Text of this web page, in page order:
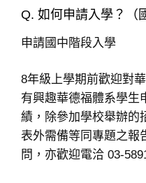
Q. 如何申請入學？（
申請國中階段入學
8年級上學期前歡迎對
有興趣華德福體系學生
績，除參加學校舉辦的
表外需備等同專題之報
問，亦歡迎電洽 03-